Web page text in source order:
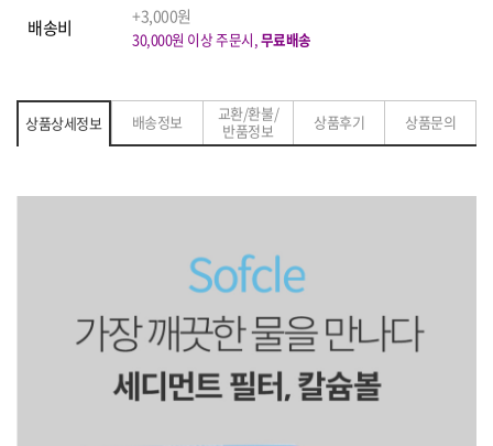
배송비 +3,000원
30,000원 이상 주문시,무료배송
상품상세정보 배송정보
교환/환불/
반품정보
상품후기 상품문의